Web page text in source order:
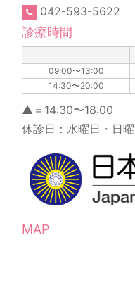
042-593-5622
診療時間
09:00〜13:00
14:30〜20:00
▲＝14:30〜18:00
休診日：水曜日・日
MAP